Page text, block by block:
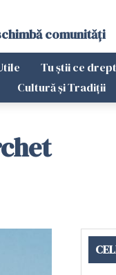
comunități
Tu știi ce
Cultură și Tradiții